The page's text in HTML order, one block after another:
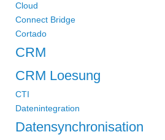
Cloud
Connect Bridge
Cortado
CRM
CRM Loesung
CTI
Datenintegration
Datensynchronisation